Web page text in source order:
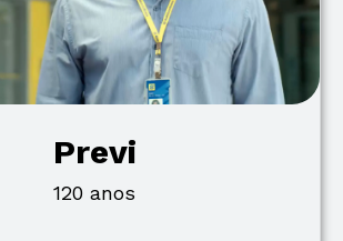
Previ
120 anos